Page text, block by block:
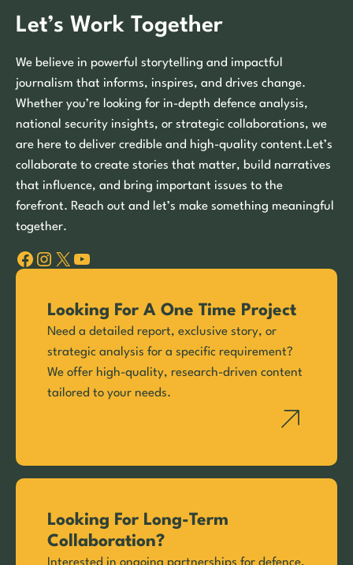
Let’s Work Together
We believe in powerful storytelling and impactful
journalism that informs, inspires, and drives change.
Whether you’re looking for in-depth defence analysis,
national security insights, or strategic collaborations, we
are here to deliver credible and high-quality content.Let’s
collaborate to create stories that matter, build narratives
that influence, and bring important issues to the
forefront. Reach out and let’s make something meaningful
together.
Facebook Instagram X YouTube
Looking For A One Time Project
Need a detailed report, exclusive story, or
strategic analysis for a specific requirement?
We offer high-quality, research-driven content
tailored to your needs.
Looking For Long-Term
Collaboration?
Interested in ongoing partnerships for defence,